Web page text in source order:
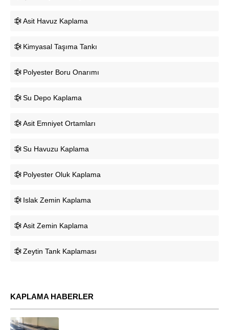
Asit Havuz Kaplama
Kimyasal Taşıma Tankı
Polyester Boru Onarımı
Su Depo Kaplama
Asit Emniyet Ortamları
Su Havuzu Kaplama
Polyester Oluk Kaplama
Islak Zemin Kaplama
Asit Zemin Kaplama
Zeytin Tank Kaplaması
KAPLAMA HABERLER